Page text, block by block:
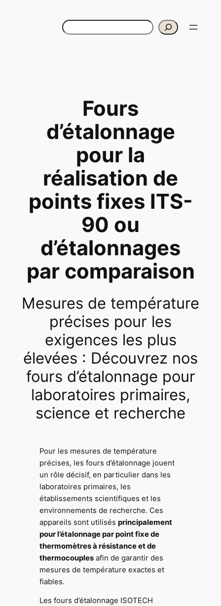
Rechercher
Fours
d’étalonnage
pour la
réalisation de
points fixes ITS-
90 ou
d’étalonnages
par comparaison
Mesures de température
précises pour les
exigences les plus
élevées : Découvrez nos
fours d’étalonnage pour
laboratoires primaires,
science et recherche
Pour les mesures de température
précises, les fours d’étalonnage jouent
un rôle décisif, en particulier dans les
laboratoires primaires, les
établissements scientifiques et les
environnements de recherche. Ces
appareils sont utilisés principalement
pour l’étalonnage par point fixe de
thermomètres à résistance et de
thermocouplesafin de garantir des
mesures de température exactes et
fiables.
Les fours d’étalonnage ISOTECH